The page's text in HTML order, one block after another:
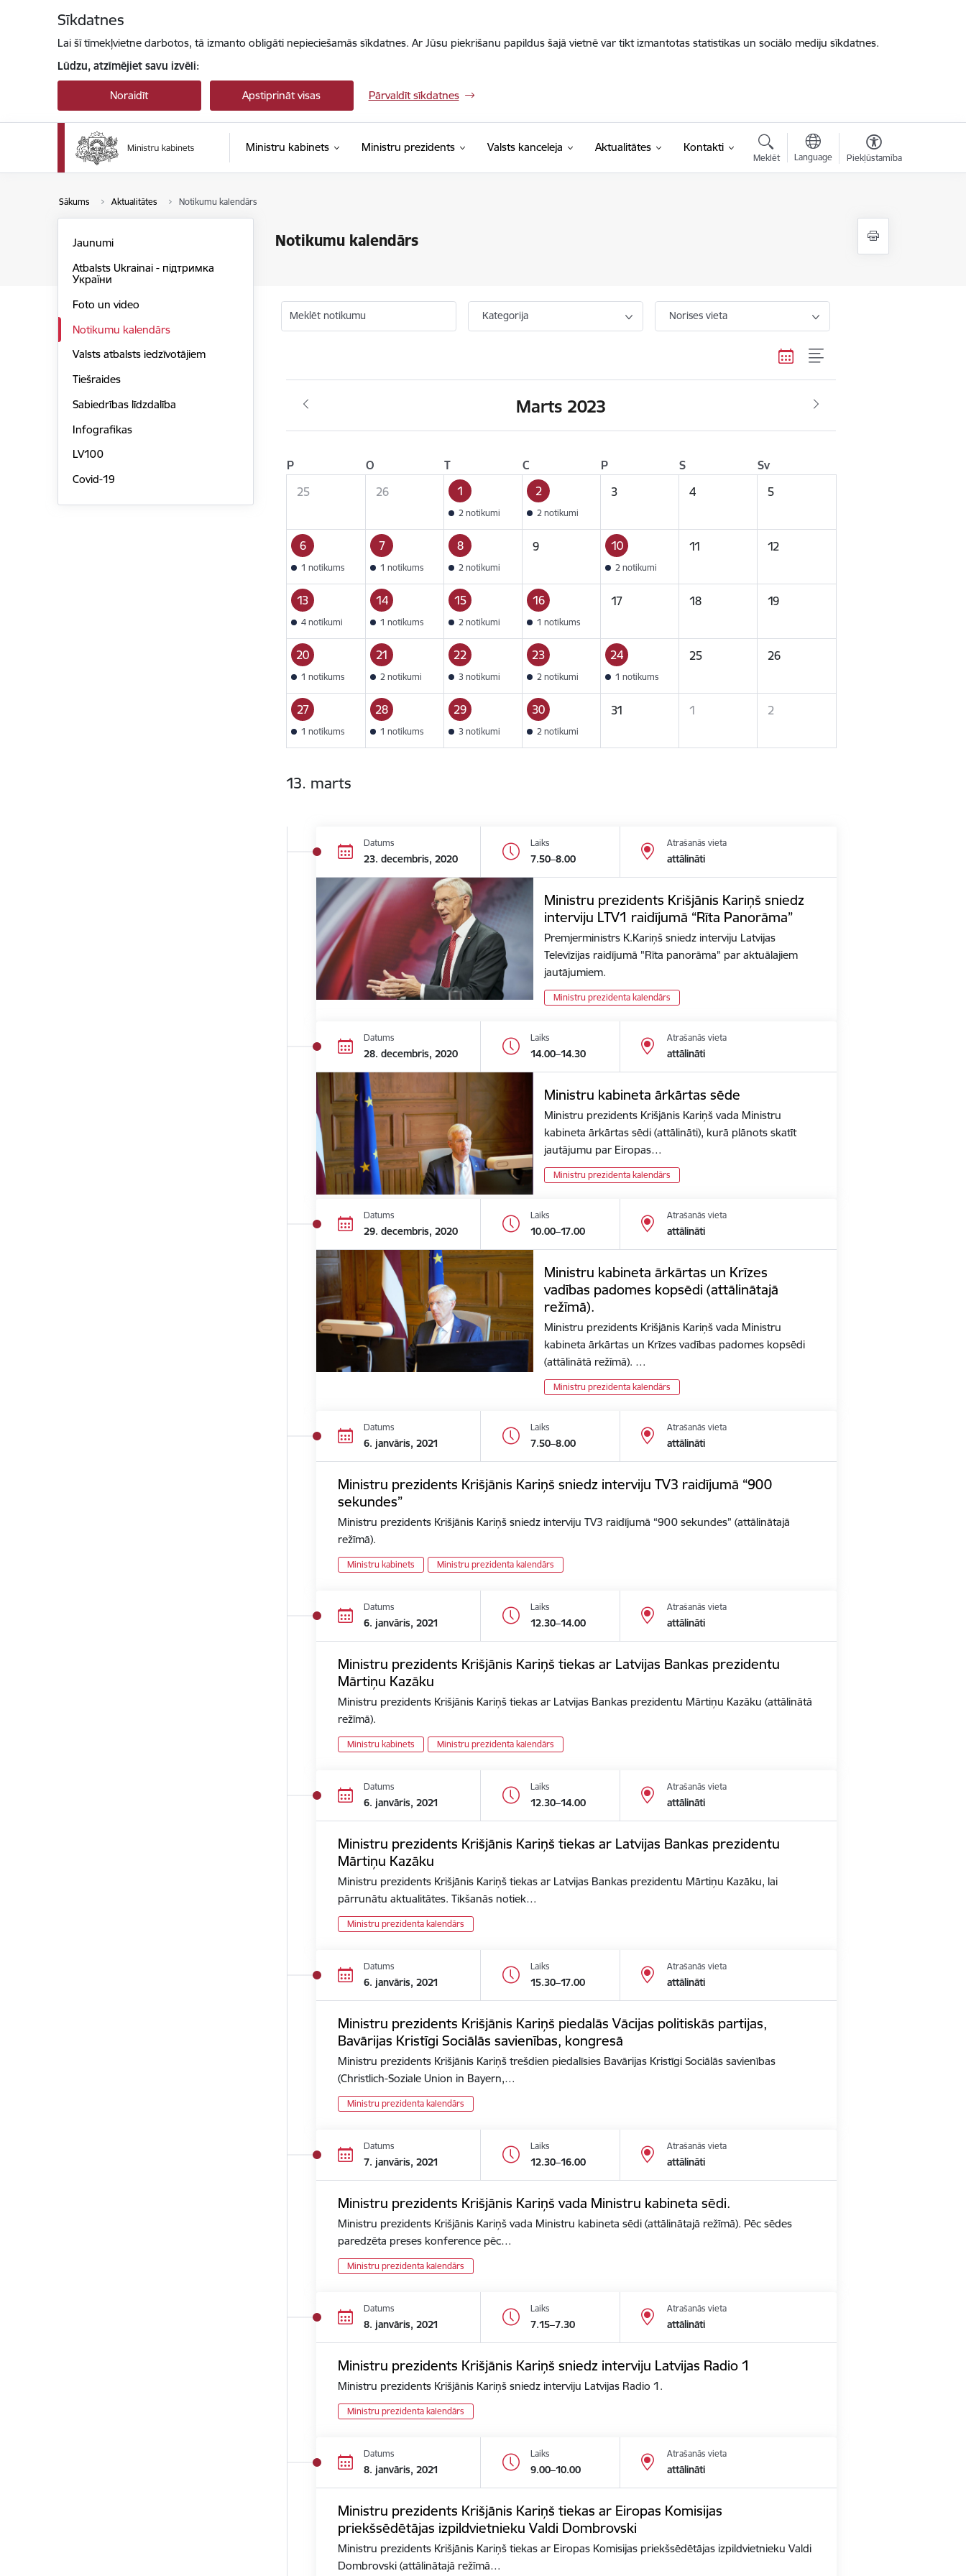
Sīkdatnes
Lai šī tīmekļvietne darbotos, tā izmanto obligāti nepieciešamās sīkdatnes. Ar Jūsu piekrišanu papildus šajā vietnē var tikt izmantotas statistikas un sociālo mediju sīkdatnes.
Lūdzu, atzīmējiet savu izvēli:
Noraidīt Apstiprināt visas Pārvaldīt sīkdatnes
Ministru kabinets Ministru prezidents Valsts kanceleja Aktualitātes Kontakti
Meklēt Language Piekļūstamība
Sākums Aktualitātes Notikumu kalendārs
Notikumu kalendārs
Jaunumi
Atbalsts Ukrainai - підтримка
України
Foto un video
Notikumu kalendārs
Valsts atbalsts iedzīvotājiem
Tiešraides
Sabiedrības līdzdalība
Infografikas
LV100
Covid-19
Meklēt notikumu Kategorija Norises vieta
Marts 2023
P O T C P S
Sv
25
26 1
2 notikumi
2
2 notikumi
3 4 5
6
1 notikums
7
1 notikums
8
2 notikumi
9 10
2 notikumi
11 12
13
4 notikumi
14
1 notikums
15
2 notikumi
16
1 notikums
17 18 19
20
1 notikums
21
2 notikumi
22
3 notikumi
23
2 notikumi
24
1 notikums
25 26
27
1 notikums
28
1 notikums
29
3 notikumi
30
2 notikumi
31 1 2
13. marts
Datums
23. decembris, 2020
Laiks
7.50–8.00
Atrašanās vieta
attālināti
Ministru prezidents Krišjānis Kariņš sniedz
interviju LTV1 raidījumā “Rīta Panorāma”
Premjerministrs K.Kariņš sniedz interviju Latvijas
Televīzijas raidījumā "Rīta panorāma" par aktuālajiem
jautājumiem.
Ministru prezidenta kalendārs
Datums
28. decembris, 2020
Laiks
14.00–14.30
Atrašanās vieta
attālināti
Ministru kabineta ārkārtas sēde
Ministru prezidents Krišjānis Kariņš vada Ministru
kabineta ārkārtas sēdi (attālināti), kurā plānots skatīt
jautājumu par Eiropas…
Ministru prezidenta kalendārs
Datums
29. decembris, 2020
Laiks
10.00–17.00
Atrašanās vieta
attālināti
Ministru kabineta ārkārtas un Krīzes
vadības padomes kopsēdi (attālinātajā
režīmā).
Ministru prezidents Krišjānis Kariņš vada Ministru
kabineta ārkārtas un Krīzes vadības padomes kopsēdi
(attālinātā režīmā). …
Ministru prezidenta kalendārs
Datums
6. janvāris, 2021
Laiks
7.50–8.00
Atrašanās vieta
attālināti
Ministru prezidents Krišjānis Kariņš sniedz interviju TV3 raidījumā “900
sekundes”
Ministru prezidents Krišjānis Kariņš sniedz interviju TV3 raidījumā “900 sekundes” (attālinātajā
režīmā).
Ministru kabinets Ministru prezidenta kalendārs
Datums
6. janvāris, 2021
Laiks
12.30–14.00
Atrašanās vieta
attālināti
Ministru prezidents Krišjānis Kariņš tiekas ar Latvijas Bankas prezidentu
Mārtiņu Kazāku
Ministru prezidents Krišjānis Kariņš tiekas ar Latvijas Bankas prezidentu Mārtiņu Kazāku (attālinātā
režīmā).
Ministru kabinets Ministru prezidenta kalendārs
Datums
6. janvāris, 2021
Laiks
12.30–14.00
Atrašanās vieta
attālināti
Ministru prezidents Krišjānis Kariņš tiekas ar Latvijas Bankas prezidentu
Mārtiņu Kazāku
Ministru prezidents Krišjānis Kariņš tiekas ar Latvijas Bankas prezidentu Mārtiņu Kazāku, lai
pārrunātu aktualitātes. Tikšanās notiek…
Ministru prezidenta kalendārs
Datums
6. janvāris, 2021
Laiks
15.30–17.00
Atrašanās vieta
attālināti
Ministru prezidents Krišjānis Kariņš piedalās Vācijas politiskās partijas,
Bavārijas Kristīgi Sociālās savienības, kongresā
Ministru prezidents Krišjānis Kariņš trešdien piedalīsies Bavārijas Kristīgi Sociālās savienības
(Christlich-Soziale Union in Bayern,…
Ministru prezidenta kalendārs
Datums
7. janvāris, 2021
Laiks
12.30–16.00
Atrašanās vieta
attālināti
Ministru prezidents Krišjānis Kariņš vada Ministru kabineta sēdi.
Ministru prezidents Krišjānis Kariņš vada Ministru kabineta sēdi (attālinātajā režīmā). Pēc sēdes
paredzēta preses konference pēc…
Ministru prezidenta kalendārs
Datums
8. janvāris, 2021
Laiks
7.15–7.30
Atrašanās vieta
attālināti
Ministru prezidents Krišjānis Kariņš sniedz interviju Latvijas Radio 1
Ministru prezidents Krišjānis Kariņš sniedz interviju Latvijas Radio 1.
Ministru prezidenta kalendārs
Datums
8. janvāris, 2021
Laiks
9.00–10.00
Atrašanās vieta
attālināti
Ministru prezidents Krišjānis Kariņš tiekas ar Eiropas Komisijas
priekšsēdētājas izpildvietnieku Valdi Dombrovski
Ministru prezidents Krišjānis Kariņš tiekas ar Eiropas Komisijas priekšsēdētājas izpildvietnieku Valdi
Dombrovski (attālinātajā režīmā…